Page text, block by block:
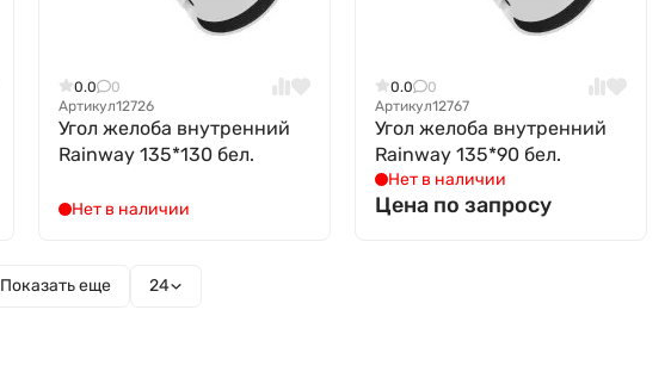
0.0
0
Артикул12726
Угол желоба внутренний
Rainway 135*130 бел.
Нет в наличии
0.0
0
Артикул12767
Угол желоба внутренний
Rainway 135*90 бел.
Нет в наличии
Цена по запросу
Показать еще 24